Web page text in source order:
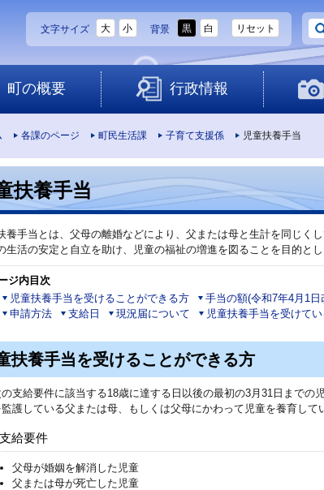
文字サイズ 大 小 背景 黒 白 リセット
町の概要 行政情報
各課のページ 町民生活課 子育て支援係 児童扶養手当
扶養手当
養手当とは、父母の離婚などにより、父または母と生計を同じく
生活の安定と自立を助け、児童の福祉の増進を図ることを目的とし
ジ内目次
児童扶養手当を受けることができる方
手当の額(令和7年4月1日
申請方法
支給日 現況届について 児童扶養手当を受けて
扶養手当を受けることができる方
支給要件に該当する18歳に達する日以後の最初の3月31日までの
護している父または母、もしくは父母にかわって児童を養育して
支給要件
父母が婚姻を解消した児童
父または母が死亡した児童